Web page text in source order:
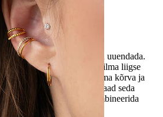
saad kiirelt oma kõrvu uuendada.
sulle pehmema välimuse ilma liigse
libista avatud ots läbi oma kõrva ja
istub mugavalt paigal. Saad seda
ülemises osas ning kombineerida